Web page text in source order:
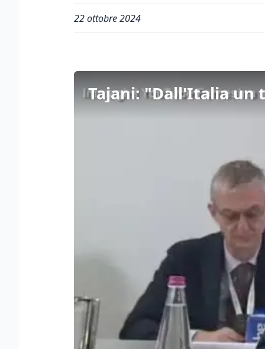
22 ottobre 2024
Tajani: "Dall'Italia un